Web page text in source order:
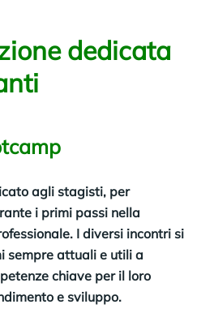
dedicata
agli stagisti, per
i primi passi nella
I diversi incontri si
sempre attuali e utili a
chiave per il loro
e sviluppo.